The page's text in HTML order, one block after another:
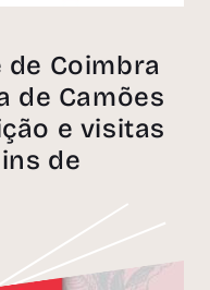
Coimbra
de Camões
e visitas
de
utilizar cookies
de
para
site e para
interesses.